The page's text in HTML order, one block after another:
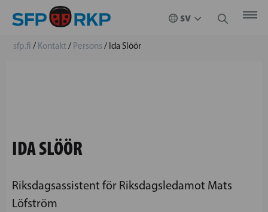
sfp.fi / Kontakt/ Persons / Ida Slöör
IDA SLÖÖR
Riksdagsassistent för Riksdagsledamot Mats
Löfström